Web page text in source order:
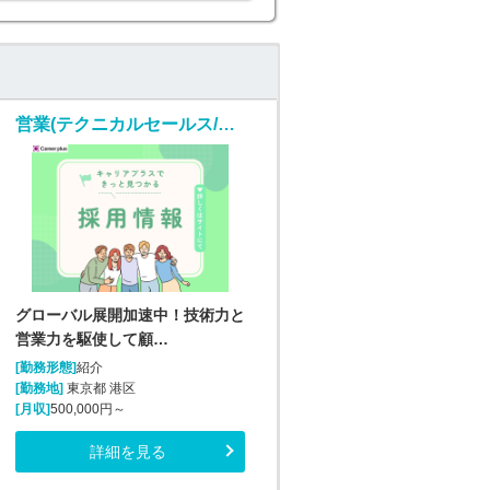
営業(テクニカルセールス/随時入社/正社員)
グローバル展開加速中！技術力と
営業力を駆使して顧…
[勤務形態]紹介
[勤務地] 東京都 港区
[月収]500,000円～
詳細を見る